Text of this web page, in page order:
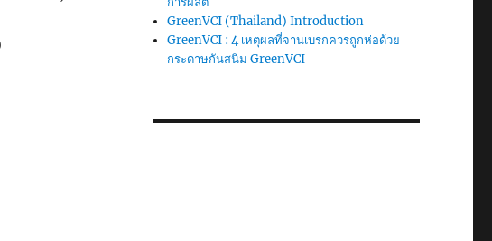
GreenVCI (Thailand) Introduction
GreenVCI : 4 เหตุผลที่จานเบรกควรถูกห่อด้วย
กระดาษกันสนิม GreenVCI